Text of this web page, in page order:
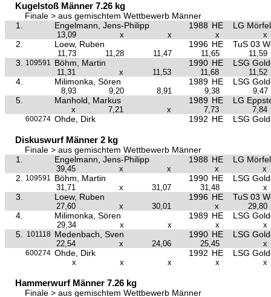
Kugelstoß Männer 7.26 kg
Finale > aus gemischtem Wettbewerb Männer
1.
Engelmann, Jens-Philipp 1988 HE LG
13,09 x x x x
2. Loew, Ruben 1996 HE TuS 03
11,73 11,28 11,47 11,65 11,59
3. 109591 Böhm, Martin 1990 HE LSG
11,31 x 11,53 11,68 11,52
4. Milimonka, Sören 1989 HE LSG
8,93 9,20 8,91 9,38 9,47
5. Manhold, Markus 1989 HE LG
x 7,21 x 7,73 7,84
600274 Ohde, Dirk 1992 HE LSG
Diskuswurf Männer 2 kg
Finale > aus gemischtem Wettbewerb Männer
1.
Engelmann, Jens-Philipp 1988 HE LG
39,45 x x x x
2. 109591 Böhm, Martin 1990 HE LSG
31,71 x 31,07 31,48 x
3. Loew, Ruben 1996 HE TuS 03
27,60 x 30,01 x 29,80
4. Milimonka, Sören 1989 HE LSG
29,34 x x x x
5. 101118 Medenbach, Sven 1990 HE LSG
22,54 x 24,06 25,45 x
600274 Ohde, Dirk 1992 HE LSG
x x x x x
Hammerwurf Männer 7.26 kg
Finale > aus gemischtem Wettbewerb Männer